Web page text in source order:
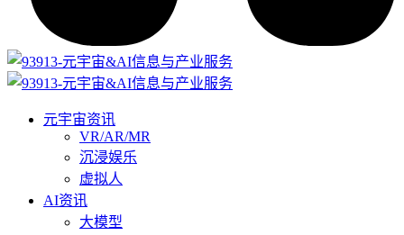
元宇宙资讯
VR/AR/MR
沉浸娱乐
虚拟人
AI资讯
大模型